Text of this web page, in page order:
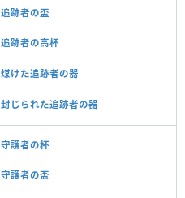
追跡者の盃
追跡者の高杯
煤けた追跡者の器
封じられた追跡者の器
守護者の杯
守護者の盃